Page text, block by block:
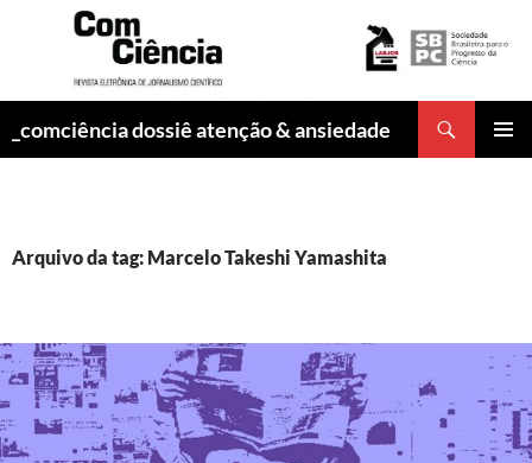
_comciência dossiê atenção & ansiedade
Arquivo da tag: Marcelo Takeshi Yamashita